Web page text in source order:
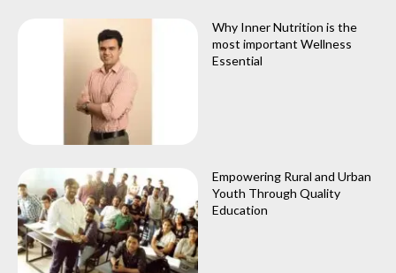
Why Inner Nutrition is the
most important Wellness
Essential
Empowering Rural and Urban
Youth Through Quality
Education